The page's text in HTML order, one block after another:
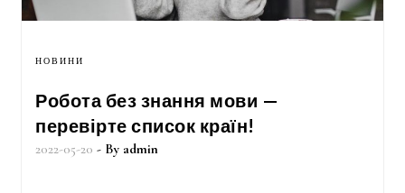
НОВИНИ
Робота без знання мови —
перевірте список країн!
2022-05-20 - By admin